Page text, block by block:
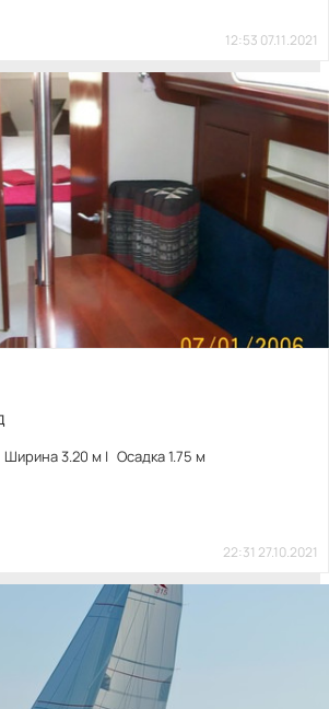
12:53 07.11.2021
Ширина 3.20 м Осадка 1.75 м
22:31 27.10.2021